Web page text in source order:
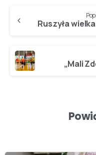
„Mali